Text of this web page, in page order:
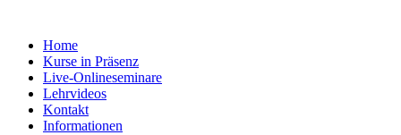
Home
Kurse in Präsenz
Live-Onlineseminare
Lehrvideos
Kontakt
Informationen